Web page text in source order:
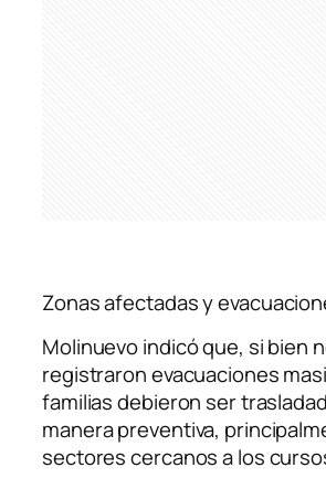
Zonas afectadas y
Molinuevo indicó que, si bien
registraron evacuaciones
familias debieron ser
manera preventiva,
sectores cercanos a los